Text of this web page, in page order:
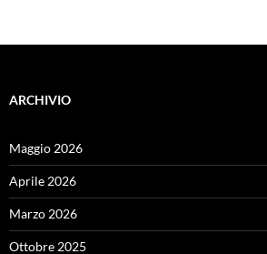
ARCHIVIO
Maggio 2026
Aprile 2026
Marzo 2026
Ottobre 2025